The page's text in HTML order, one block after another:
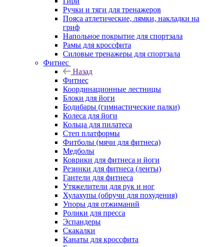
Ручки и тяги для тренажеров
Пояса атлетические, лямки, накладки на
гриф
Напольное покрытие для спортзала
Рамы для кроссфита
Силовые тренажеры для спортзала
Фитнес
Назад
Фитнес
Координационные лестницы
Блоки для йоги
Бодибары (гимнастические палки)
Колеса для йоги
Кольца для пилатеса
Степ платформы
Фитболы (мячи для фитнеса)
Медболы
Коврики для фитнеса и йоги
Резинки для фитнеса (ленты)
Гантели для фитнеса
Утяжелители для рук и ног
Хулахупы (обручи для похудения)
Упоры для отжиманий
Ролики для пресса
Эспандеры
Скакалки
Канаты для кроссфита